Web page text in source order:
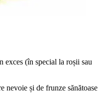
exces (în special la roșii sau
și de frunze sănătoase